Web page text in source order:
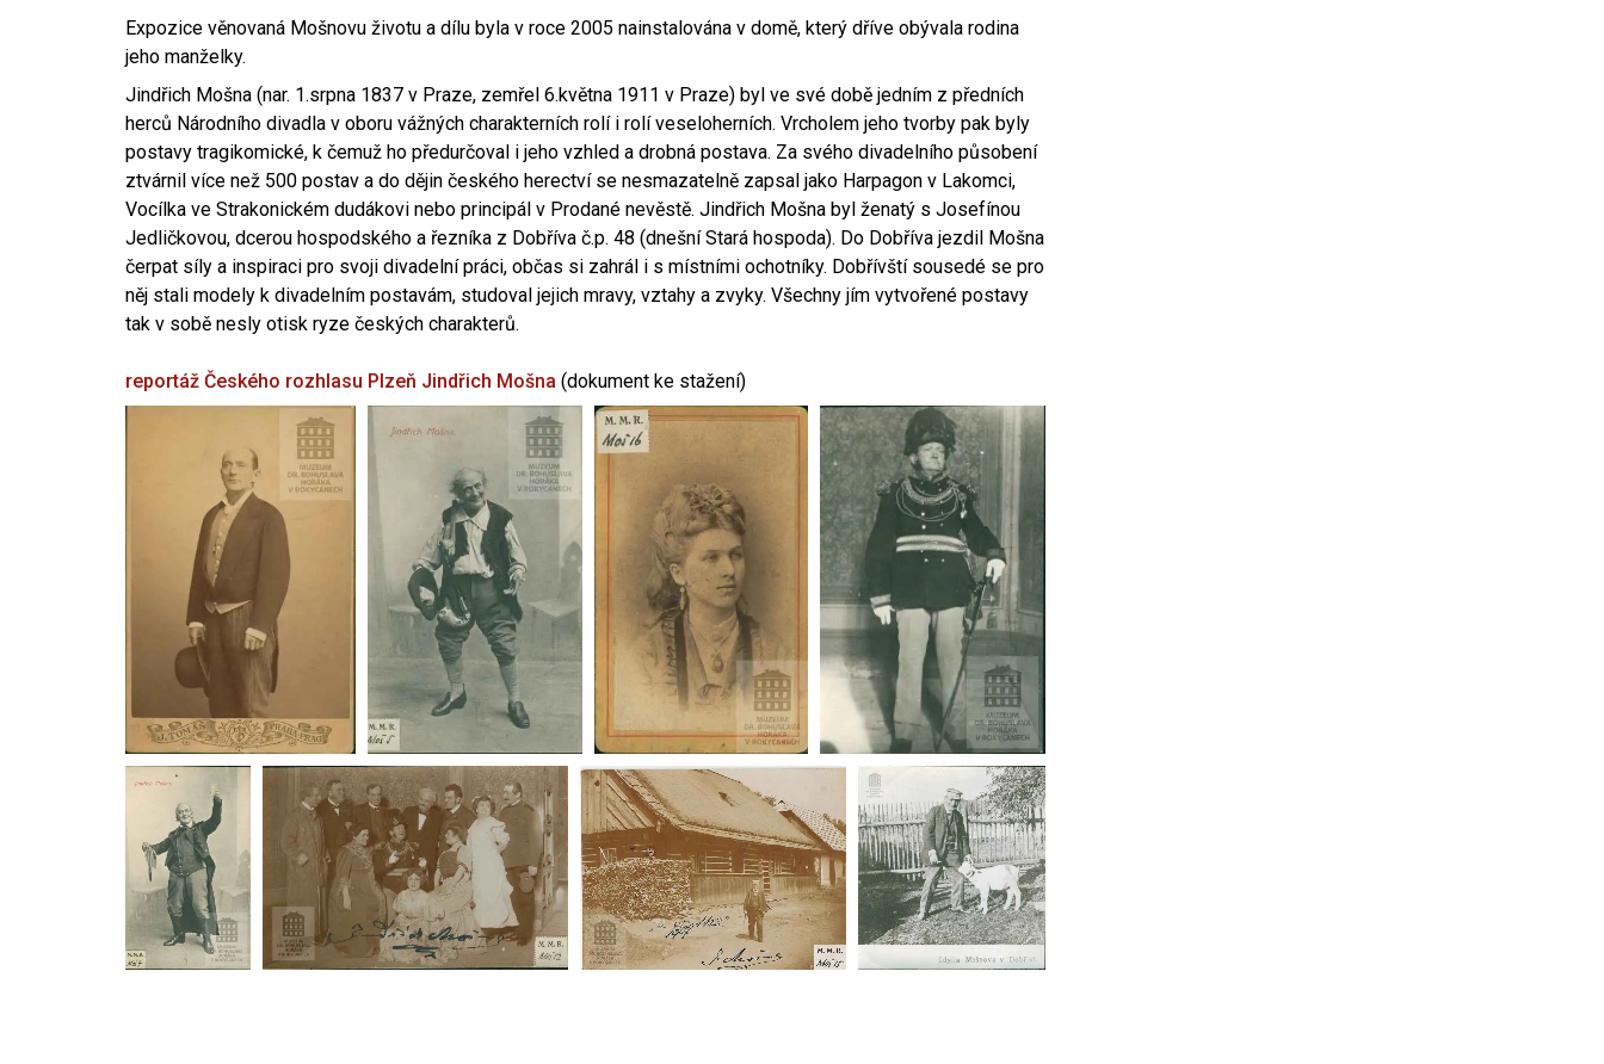
Expozice věnovaná Mošnovu životu a dílu byla v roce 2005 nainstalována v domě, který dříve obývala rodina
jeho manželky.
Jindřich Mošna (nar. 1.srpna 1837 v Praze, zemřel 6.května 1911 v Praze) byl ve své době jedním z předních
herců Národního divadla v oboru vážných charakterních rolí i rolí veseloherních. Vrcholem jeho tvorby pak byly
postavy tragikomické, k čemuž ho předurčoval i jeho vzhled a drobná postava. Za svého divadelního působení
ztvárnil více než 500 postav a do dějin českého herectví se nesmazatelně zapsal jako Harpagon v Lakomci,
Vocílka ve Strakonickém dudákovi nebo principál v Prodané nevěstě. Jindřich Mošna byl ženatý s Josefínou
Jedličkovou, dcerou hospodského a řezníka z Dobříva č.p. 48 (dnešní Stará hospoda). Do Dobříva jezdil Mošna
čerpat síly a inspiraci pro svoji divadelní práci, občas si zahrál i s místními ochotníky. Dobřívští sousedé se pro
něj stali modely k divadelním postavám, studoval jejich mravy, vztahy a zvyky. Všechny jím vytvořené postavy
tak v sobě nesly otisk ryze českých charakterů.
reportáž Českého rozhlasu Plzeň Jindřich Mošna (dokument ke stažení)